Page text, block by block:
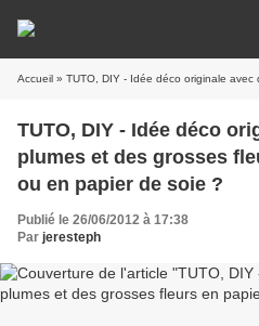
Accueil » TUTO, DIY - Idée déco originale avec des plumes et
TUTO, DIY - Idée déco
plumes et des grosses
ou en papier de soie ?
Publié le 26/06/2012 à 17:38
Par jeresteph